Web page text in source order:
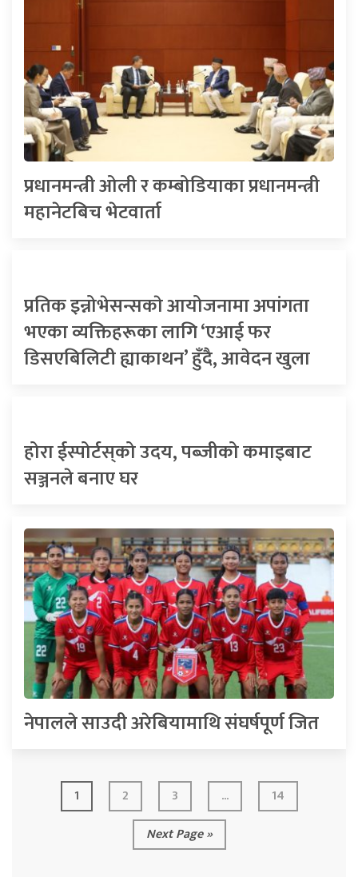
प्रधानमन्त्री ओली र कम्बोडियाका प्रधानमन्त्री
महानेटबिच भेटवार्ता
प्रतिक इन्नोभेसन्सकाे आयोजनामा अपांगता
भएका व्यक्तिहरूका लागि ‘एआई फर
डिसएबिलिटी ह्याकाथन’ हुँदै, आवेदन खुला
होरा ईस्पोर्टस्‌को उदय, पब्जीको कमाइबाट
सञ्जनले बनाए घर
नेपालले साउदी अरेबियामाथि संघर्षपूर्ण जित
1 2 3 ...
14
Next Page »